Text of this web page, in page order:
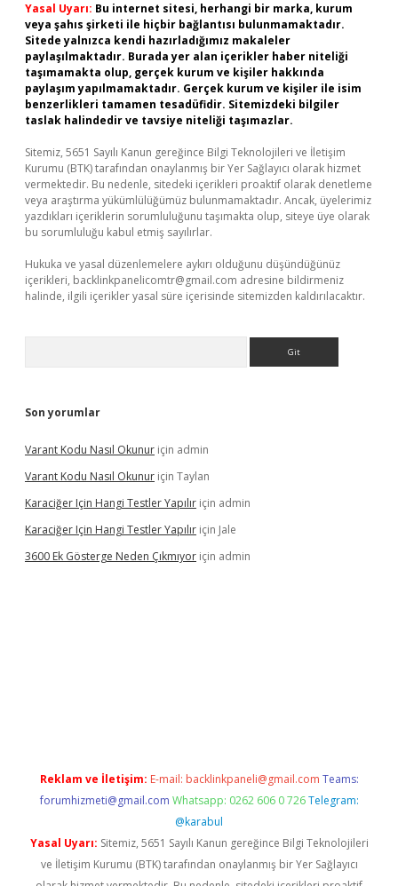
Yasal Uyarı: Bu internet sitesi, herhangi bir marka, kurum
veya şahıs şirketi ile hiçbir bağlantısı bulunmamaktadır.
Sitede yalnızca kendi hazırladığımız makaleler
paylaşılmaktadır. Burada yer alan içerikler haber niteliği
taşımamakta olup, gerçek kurum ve kişiler hakkında
paylaşım yapılmamaktadır. Gerçek kurum ve kişiler ile isim
benzerlikleri tamamen tesadüfidir. Sitemizdeki bilgiler
taslak halindedir ve tavsiye niteliği taşımazlar.
Sitemiz, 5651 Sayılı Kanun gereğince Bilgi Teknolojileri ve İletişim
Kurumu (BTK) tarafından onaylanmış bir Yer Sağlayıcı olarak hizmet
vermektedir. Bu nedenle, sitedeki içerikleri proaktif olarak denetleme
veya araştırma yükümlülüğümüz bulunmamaktadır. Ancak, üyelerimiz
yazdıkları içeriklerin sorumluluğunu taşımakta olup, siteye üye olarak
bu sorumluluğu kabul etmiş sayılırlar.
Hukuka ve yasal düzenlemelere aykırı olduğunu düşündüğünüz
içerikleri, backlinkpanelicomtr@gmail.com adresine bildirmeniz
halinde, ilgili içerikler yasal süre içerisinde sitemizden kaldırılacaktır.
Son yorumlar
Varant Kodu Nasıl Okunur için admin
Varant Kodu Nasıl Okunur için Taylan
Karaciğer Için Hangi Testler Yapılır için admin
Karaciğer Için Hangi Testler Yapılır için Jale
3600 Ek Gösterge Neden Çıkmıyor için admin
Reklam ve İletişim: E-mail: backlinkpaneli@gmail.com Teams:
forumhizmeti@gmail.com Whatsapp: 0262 606 0 726 Telegram:
@karabul
Yasal Uyarı: Sitemiz, 5651 Sayılı Kanun gereğince Bilgi Teknolojileri
ve İletişim Kurumu (BTK) tarafından onaylanmış bir Yer Sağlayıcı